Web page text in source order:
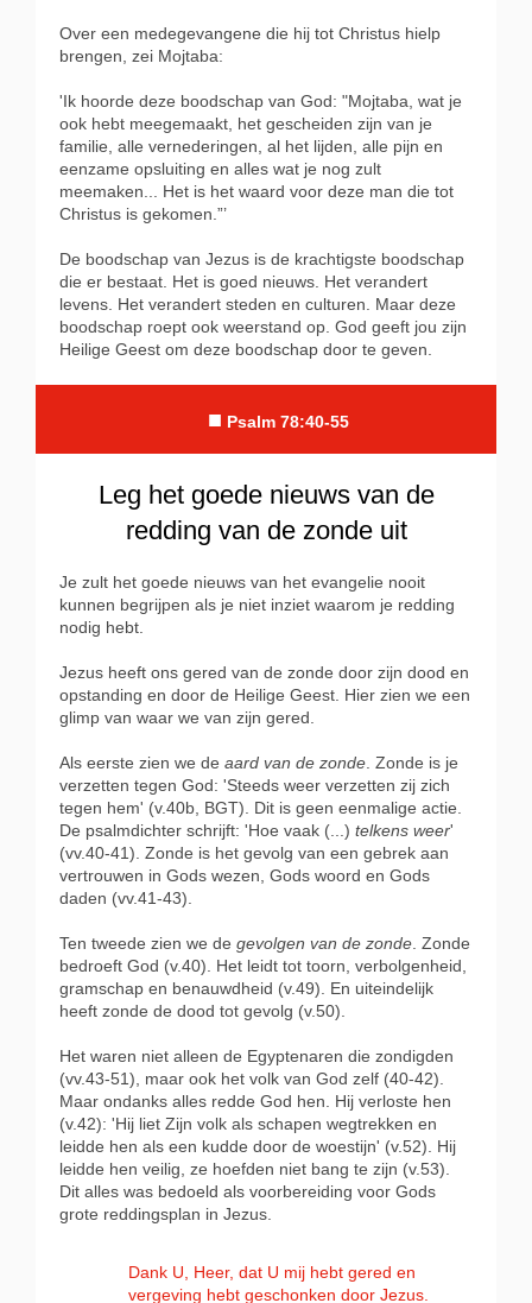
Over een medegevangene die hij tot Christus hielp
brengen, zei Mojtaba:
'Ik hoorde deze boodschap van God: "Mojtaba, wat je
ook hebt meegemaakt, het gescheiden zijn van je
familie, alle vernederingen, al het lijden, alle pijn en
eenzame opsluiting en alles wat je nog zult
meemaken... Het is het waard voor deze man die tot
Christus is gekomen.”’
De boodschap van Jezus is de krachtigste boodschap
die er bestaat. Het is goed nieuws. Het verandert
levens. Het verandert steden en culturen. Maar deze
boodschap roept ook weerstand op. God geeft jou zijn
Heilige Geest om deze boodschap door te geven.
■ Psalm 78:40-55
Leg het goede nieuws van de
redding van de zonde uit
Je zult het goede nieuws van het evangelie nooit
kunnen begrijpen als je niet inziet waarom je redding
nodig hebt.
Jezus heeft ons gered van de zonde door zijn dood en
opstanding en door de Heilige Geest. Hier zien we een
glimp van waar we van zijn gered.
Als eerste zien we de aard van de zonde. Zonde is je
verzetten tegen God: 'Steeds weer verzetten zij zich
tegen hem' (v.40b, BGT). Dit is geen eenmalige actie.
De psalmdichter schrijft: 'Hoe vaak (...) telkens weer'
(vv.40-41). Zonde is het gevolg van een gebrek aan
vertrouwen in Gods wezen, Gods woord en Gods
daden (vv.41-43).
Ten tweede zien we de gevolgen van de zonde. Zonde
bedroeft God (v.40). Het leidt tot toorn, verbolgenheid,
gramschap en benauwdheid (v.49). En uiteindelijk
heeft zonde de dood tot gevolg (v.50).
Het waren niet alleen de Egyptenaren die zondigden
(vv.43-51), maar ook het volk van God zelf (40-42).
Maar ondanks alles redde God hen. Hij verloste hen
(v.42): 'Hij liet Zijn volk als schapen wegtrekken en
leidde hen als een kudde door de woestijn' (v.52). Hij
leidde hen veilig, ze hoefden niet bang te zijn (v.53).
Dit alles was bedoeld als voorbereiding voor Gods
grote reddingsplan in Jezus.
Dank U, Heer, dat U mij hebt gered en
vergeving hebt geschonken door Jezus.